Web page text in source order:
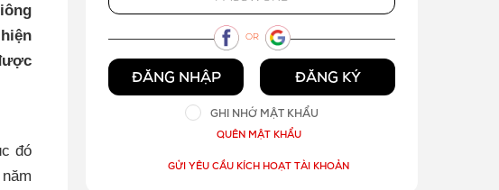
đó
OR
ĐĂNG NHẬP ĐĂNG KÝ
GHI NHỚ MẬT KHẨU
QUÊN MẬT KHẨU
GỬI YÊU CẦU KÍCH HOẠT TÀI KHOẢN